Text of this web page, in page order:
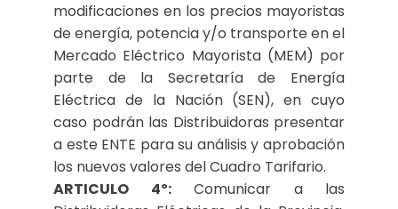
modificaciones en los precios mayoristas
de energía, potencia y/o transporte en el
Mercado Eléctrico Mayorista (MEM) por
parte de la Secretaría de Energía
Eléctrica de la Nación (SEN), en cuyo
caso podrán las Distribuidoras presentar
a este ENTE para su análisis y aprobación
los nuevos valores del Cuadro Tarifario.
ARTICULO 4º:Comunicar a las